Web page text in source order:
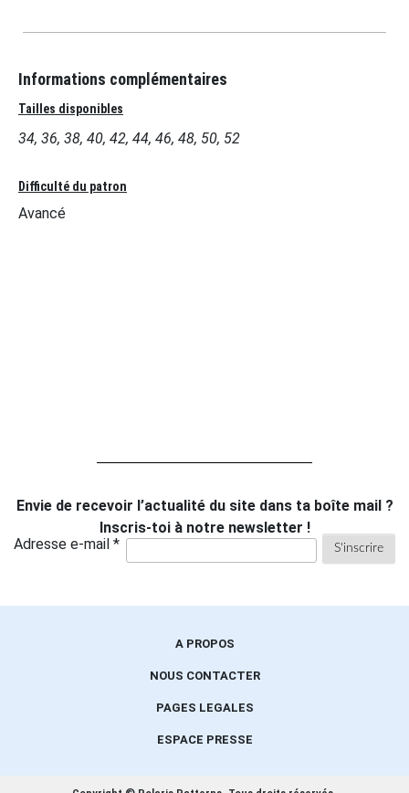
Informations complémentaires
Tailles disponibles
34, 36, 38, 40, 42, 44, 46, 48, 50, 52
Difficulté du patron
Avancé
Envie de recevoir l’actualité du site dans ta boîte mail ?
Inscris-toi à notre newsletter !
Adresse e-mail *
A PROPOS
NOUS CONTACTER
PAGES LEGALES
ESPACE PRESSE